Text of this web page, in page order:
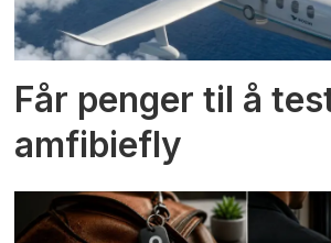
Får penger til å
amfibiefly